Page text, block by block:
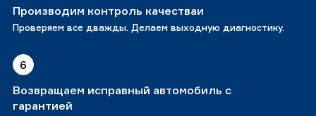
Производим контроль качестваи
Проверяем все дважды. Делаем выходную диагностику.
6
Возвращаем исправный автомобиль с
гарантией